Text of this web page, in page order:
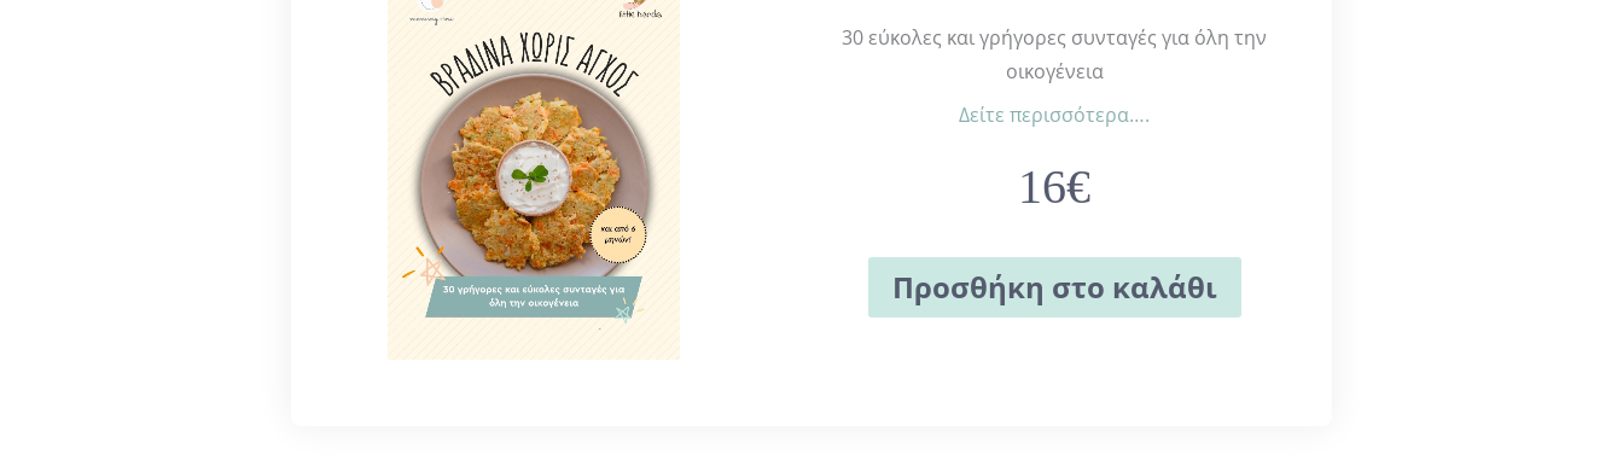
30 εύκολες και γρήγορες συνταγές για όλη την
οικογένεια
Δείτε περισσότερα….
16€
Προσθήκη στο καλάθι